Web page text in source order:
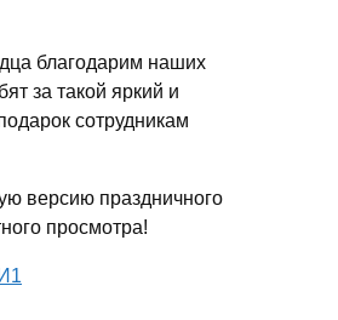
благодарим наших
за такой яркий и
сотрудникам
версию праздничного
просмотра!